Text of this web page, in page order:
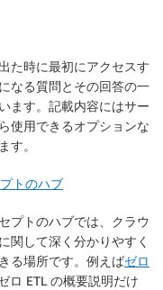
た時に最初にアクセスす
なる質問とその回答の一
ます。記載内容にはサー
使用できるオプションな
す。
トのハブ
プトのハブでは、クラウ
関して深く分かりやすく
る場所です。例えばゼロ
ロ ETL の概要説明だけ